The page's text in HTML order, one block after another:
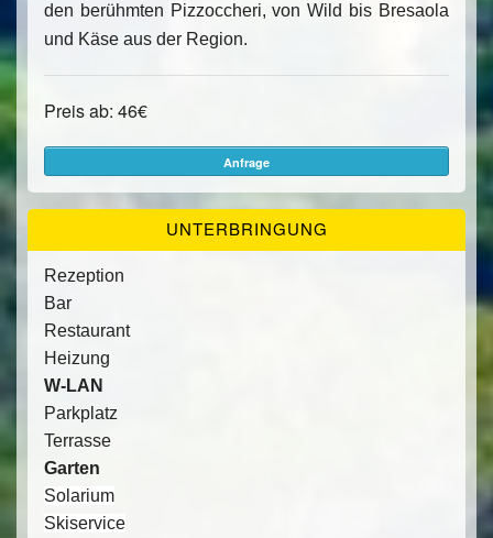
den berühmten Pizzoccheri, von Wild bis Bresaola
und Käse aus der Region.
Preis ab: 46€
Anfrage
UNTERBRINGUNG
Rezeption
Bar
Restaurant
Heizung
W-LAN
Parkplatz
Terrasse
Garten
Solarium
Skiservice